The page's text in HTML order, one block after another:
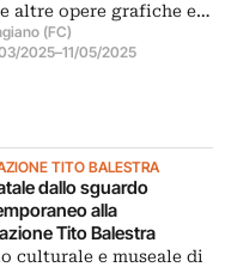
e altre opere grafiche e…
(FC)
2025–11/05/2025
TITO BALESTRA
dallo sguardo
alla
Tito Balestra
culturale e museale di